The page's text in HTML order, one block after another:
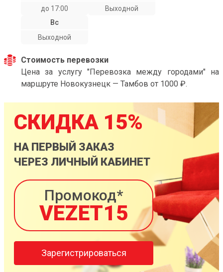
до 17:00
Выходной
Вс
Выходной
Стоимость перевозки
Цена за услугу "Перевозка между городами" на
маршруте Новокузнецк — Тамбов от 1000 ₽.
СКИДКА 15%
НА ПЕРВЫЙ ЗАКАЗ
ЧЕРЕЗ ЛИЧНЫЙ КАБИНЕТ
Промокод*
VEZET15
Зарегистрироваться